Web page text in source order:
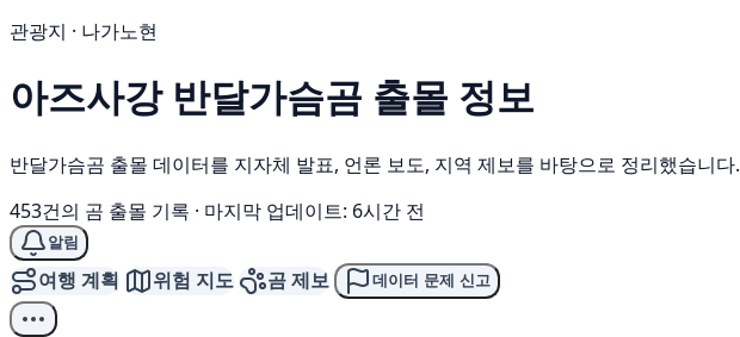
관광지 · 나가노현
아즈사강 반달가슴곰 출몰 정보
반달가슴곰 출몰 데이터를 지자체 발표, 언론 보도, 지역 제보를 바탕으로 정리했습니다.
453건의 곰 출몰 기록 · 마지막 업데이트: 6시간 전
알림
여행 계획 위험 지도 곰 제보 데이터 문제 신고